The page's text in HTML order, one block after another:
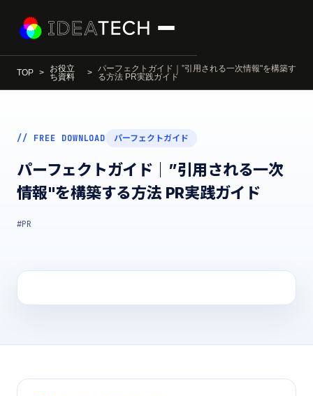
TOP
お役立
ち資料
パーフェクトガイド｜”引用される一次情報"を構築す
る方法 PR実践ガイド
// FREE DOWNLOAD パーフェクトガイド
パーフェクトガイド｜”引用される一次
情報"を構築する方法 PR実践ガイド
#PR